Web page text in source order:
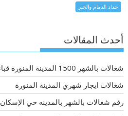
حداد الدمام والخبر
أحدث المقالات
شغالات بالشهر 1500 المدينة المنورة قباء
شغالات ايجار شهري المدينة المنورة
رقم شغالات بالشهر بالمدينه حي الإسكان